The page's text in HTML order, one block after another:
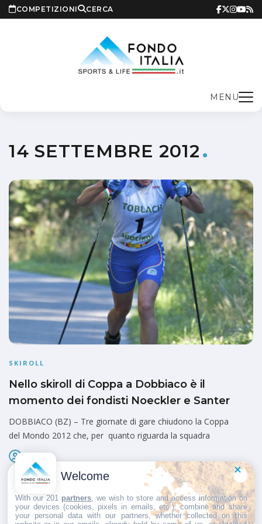
COMPETIZIONI CERCA
MENU
14 SETTEMBRE 2012
SKIROLL
Nello skiroll di Coppa a Dobbiaco è il
momento dei fondisti Noeckler e Santer
DOBBIACO (BZ) – Tre giornate di gare chiudono la Coppa
del Mondo 2012 che, per quanto riguarda la squadra
Admin
Pubblicato il
Welcome
With our 201 partners , we wish to store and access information on
your devices (cookies, pixels in emails, etc.), combine and share
your personal data with our partners, whether collected on this